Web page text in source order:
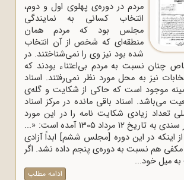
مردم در دوره‌ی پهلوی اول و دوم،
انتخاب کسانی به نمایندگی
مجلس بود که مردم همان
منطقه‌ای که شخص از آن انتخاب
شده بود نیز وی را نمی‌شناختند. در
چنان نسبت به مردم بی‌اعتناء بودند که
نیز به محل مورد نظر نمی‌رفتند. اسناد
موجود است که حاکی از شکایت و گله‌ی
می‌باشد. اسناد باقی مانده در مرکز اسناد
تعداد زیادی شکایت نامه را در این مورد
نشان می‌دهد. در سندی به تاریخ 12 مرداد 1305 آمده است: «...
اینکه در این دوره [مجلس ششم] ابداً آزادی
مکفی هم نسبت به دوره‌ی پنجم داده نشد. اگر
میل خود...
ادامه مطلب